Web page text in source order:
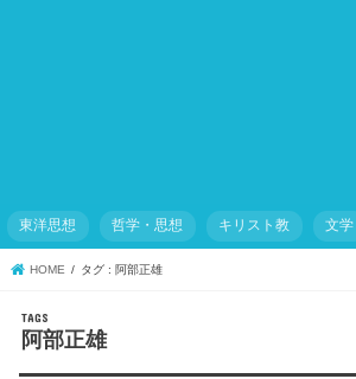
東洋思想 哲学・思想 キリスト教 文学
HOME タグ : 阿部正雄
阿部正雄